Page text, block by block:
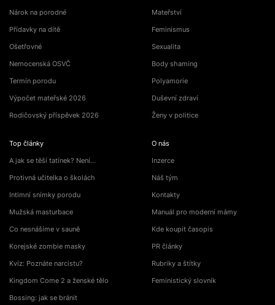
Nárok na porodné
Přídavky na dítě
Ošetřovné
Nemocenská OSVČ
Termín porodu
Výpočet mateřské 2026
Rodičovský příspěvek 2026
Top články
A jak se těší tatínek? Není…
Protivná učitelka o školách
Intimní snímky porodu
Mužská masturbace
Co nesnášíme v sauně
Korejské zombie masky
Kvíz: Poznáte narcistu?
Kingdom Come 2 a ženské tělo
Bossing: jak se bránit
Mateřství
Feminismus
Sexualita
Body shaming
Polyamorie
Duševní zdraví
Ženy v politice
O nás
Inzerce
Náš tým
Kontakty
Manuál pro moderní mámy
Kde koupit časopis
PR články
Rubriky a štítky
Feministický slovník